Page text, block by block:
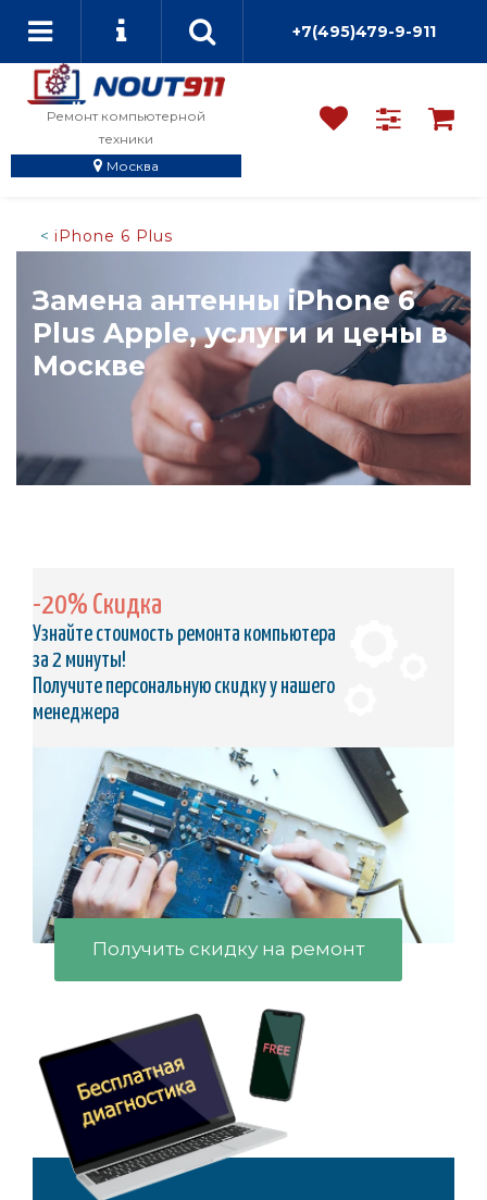
+7(495)479-9-911
Ремонт компьютерной
техники
Москва
iPhone 6 Plus
Замена антенны iPhone 6
Plus Apple, услуги и цены в
Москве
-20% Скидка
Узнайте стоимость ремонта компьютера
за 2 минуты!
Получите персональную скидку у нашего
менеджера
Получить скидку на ремонт